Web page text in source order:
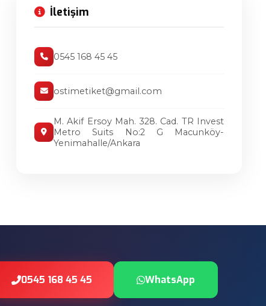
İletişim
0545 168 45 45
ostimetiket@gmail.com
M. Akif Ersoy Mah. 328. Cad. TR Invest
Metro Suits No:2 G Macunköy-
Yenimahalle/Ankara
0545 168 45 45 WhatsApp